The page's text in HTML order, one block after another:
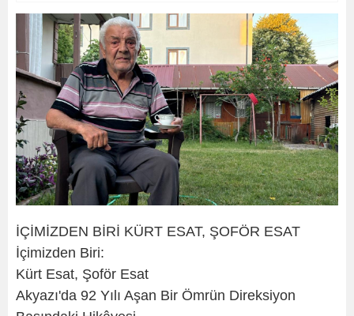
İÇİMİZDEN BİRİ KÜRT ESAT, ŞOFÖR ESAT
İçimizden Biri:
Kürt Esat, Şoför Esat
Akyazı'da 92 Yılı Aşan Bir Ömrün Direksiyon